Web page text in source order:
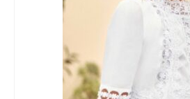
Pañuelos
Peinetas